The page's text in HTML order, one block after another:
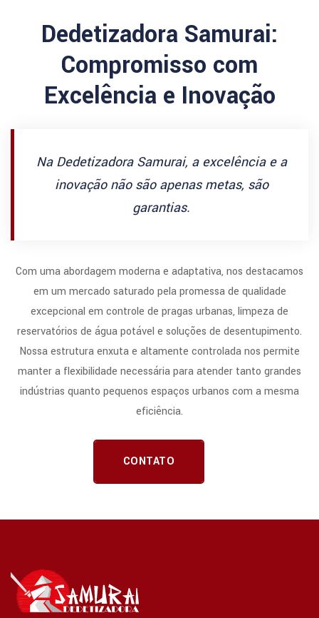
Dedetizadora Samurai:
Compromisso com
Excelência e Inovação
Na Dedetizadora Samurai, a excelência e a
inovação não são apenas metas, são
garantias.
Com uma abordagem moderna e adaptativa, nos destacamos
em um mercado saturado pela promessa de qualidade
excepcional em controle de pragas urbanas, limpeza de
reservatórios de água potável e soluções de desentupimento.
Nossa estrutura enxuta e altamente controlada nos permite
manter a flexibilidade necessária para atender tanto grandes
indústrias quanto pequenos espaços urbanos com a mesma
eficiência.
CONTATO